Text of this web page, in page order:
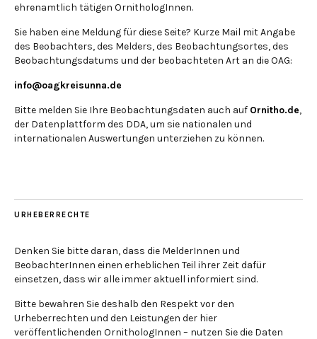
ehrenamtlich tätigen OrnithologInnen.
Sie haben eine Meldung für diese Seite? Kurze Mail mit Angabe
des Beobachters, des Melders, des Beobachtungsortes, des
Beobachtungsdatums und der beobachteten Art an die OAG:
info@oagkreisunna.de
Bitte melden Sie Ihre Beobachtungsdaten auch auf Ornitho.de,
der Datenplattform des DDA, um sie nationalen und
internationalen Auswertungen unterziehen zu können.
URHEBERRECHTE
Denken Sie bitte daran, dass die MelderInnen und
BeobachterInnen einen erheblichen Teil ihrer Zeit dafür
einsetzen, dass wir alle immer aktuell informiert sind.
Bitte bewahren Sie deshalb den Respekt vor den
Urheberrechten und den Leistungen der hier
veröffentlichenden OrnithologInnen – nutzen Sie die Daten